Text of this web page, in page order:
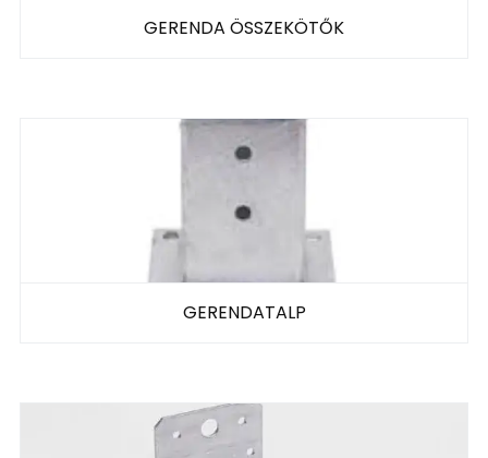
GERENDA ÖSSZEKÖTŐK
GERENDATALP